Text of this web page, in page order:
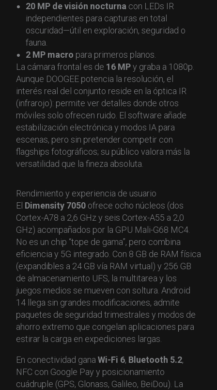
20 MP de visión nocturna con LEDs IR
independientes para capturas en total
oscuridad—útil en exploración, seguridad o
fauna.
2 MP macro para primeros planos.
La cámara frontal es de 16 MPy graba a 1080p.
Aunque DOOGEE potencia la resolución, el
interés real del conjunto reside en la óptica IR
(infrarojo): permite ver detalles donde otros
móviles solo ofrecen ruido. El software añade
estabilización electrónica y modos IA para
escenas, pero sin pretender competir con
flagships fotográficos; su público valora más la
versatilidad que la fineza absoluta.
Rendimiento y experiencia de usuario
El Dimensity 7050ofrece ocho núcleos (dos
Cortex-A78 a 2,6 GHz y seis Cortex-A55 a 2,0
GHz) acompañados por la GPU Mali-G68 MC4.
No es un chip “tope de gama”, pero combina
eficiencia y 5G integrado. Con 8 GB de RAM física
(expandibles a 24 GB vía RAM virtual) y 256 GB
de almacenamiento UFS, la multitarea y los
juegos medios se mueven con soltura. Android
14 llega sin grandes modificaciones, admite
paquetes de seguridad trimestrales y modos de
ahorro extremo que congelan aplicaciones para
estirar la carga en expediciones largas.
En conectividad gana Wi-Fi 6, Bluetooth 5.2,
NFC con Google Pay y posicionamiento
cuádruple (GPS, Glonass, Galileo, BeiDou). La